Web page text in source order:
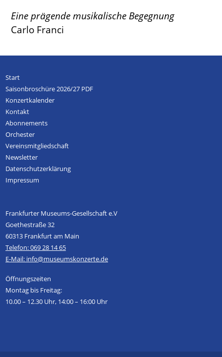
Eine prägende musikalische Begegnung
Carlo Franci
Start
Saisonbroschüre 2026/27 PDF
Konzertkalender
Kontakt
Abonnements
Orchester
Vereinsmitgliedschaft
Newsletter
Datenschutzerklärung
Impressum
Frankfurter Museums-Gesellschaft e.V
Goethestraße 32
60313 Frankfurt am Main
Telefon: 069 28 14 65
E-Mail: info@museumskonzerte.de
Öffnungszeiten
Montag bis Freitag:
10.00 – 12.30 Uhr, 14:00 – 16:00 Uhr